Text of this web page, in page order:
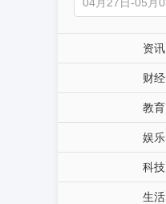
资讯
财经
教育
娱乐
科技
生活